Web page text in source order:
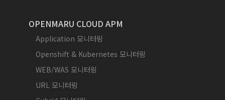
OPENMARU CLOUD APM
Application 모니터링
Openshift & Kubernetes 모니터링
WEB/WAS 모니터링
URL 모니터링